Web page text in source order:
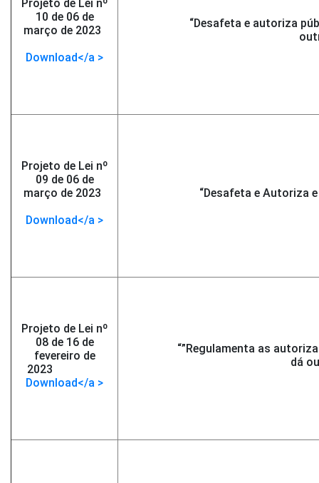
Projeto de Lei nº
10 de 06 de
março de 2023
Download</a >
“Desafeta e autoriza
Projeto de Lei nº
09 de 06 de
março de 2023
Download</a >
“Desafeta e Autoriza
Projeto de Lei nº
08 de 16 de
fevereiro de
2023
Download</a >
“”Regulamenta as
dá